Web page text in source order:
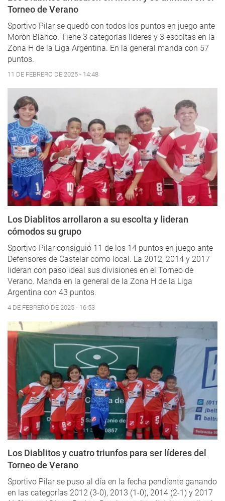
Torneo de Verano
Sportivo Pilar se quedó con todos los puntos en juego ante
Morón Blanco. Tiene 3 categorías líderes y 3 escoltas en la
Zona H de la Liga Argentina. En la general manda con 57
puntos.
11 DE FEBRERO DE 2025 - 14:48
Los Diablitos arrollaron a su escolta y lideran
cómodos su grupo
Sportivo Pilar consiguió 11 de los 14 puntos en juego ante
Defensores de Castelar como local. La 2012, 2014 y 2017
lideran con paso ideal sus divisiones en el Torneo de
Verano. Manda en la general de la Zona H de la Liga
Argentina con 43 puntos.
4 DE FEBRERO DE 2025 - 16:53
Los Diablitos y cuatro triunfos para ser líderes del
Torneo de Verano
Sportivo Pilar se puso al día en la fecha pendiente ganando
en las categorías 2012 (3-0), 2013 (1-0), 2014 (2-1) y 2017